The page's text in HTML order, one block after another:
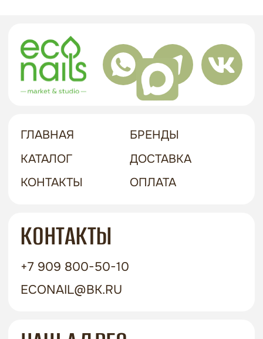
Г. ХАБАРОВСК, УЛ. КУБЯКА, 9, 1 ЭТАЖ
НАШ АДРЕС
политика в отношении обработки